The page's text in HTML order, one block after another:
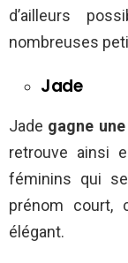
d’ailleurs
nombreuses
Jade
Jade gagne
retrouve ainsi
féminins qui
prénom court,
élégant.